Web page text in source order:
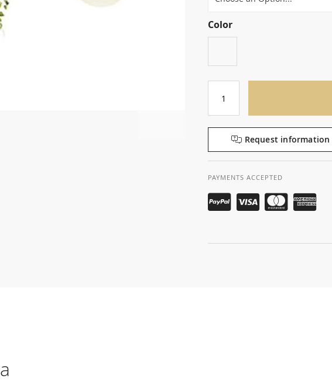
Color
Request information
PAYMENTS ACCEPTED